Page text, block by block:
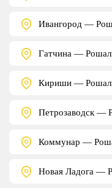
Ивангород —
Гатчина —
Кириши —
Петрозаводск —
Коммунар —
Новая Ладога —